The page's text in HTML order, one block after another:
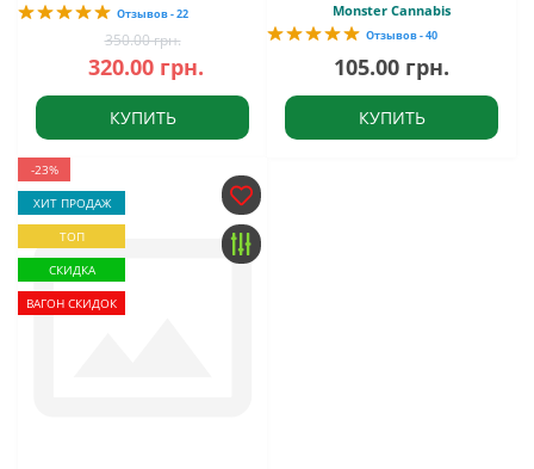
Отзывов - 22
350.00 грн.
320.00 грн.
КУПИТЬ
Monster Cannabis
Отзывов - 40
105.00 грн.
КУПИТЬ
-23%
ХИТ ПРОДАЖ
ТОП
СКИДКА
ВАГОН СКИДОК